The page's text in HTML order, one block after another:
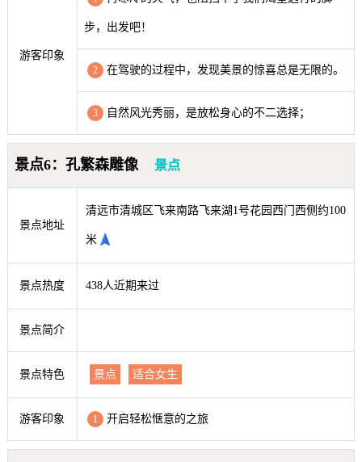
游客印象
步，出发吧！
2 在驾驶的过程中，发现美景的惊喜总是无限的。
3 自然风光秀丽，是放松身心的不二选择；
景点6：孔繁森雕像 景点
景点地址
清远市清城区飞来南路飞来湖1号花园西门西侧约100
米
景点热度 438人近期来过
景点简介
景点特色 景点 适合女生
游客印象 1 开启轻松惬意的之旅